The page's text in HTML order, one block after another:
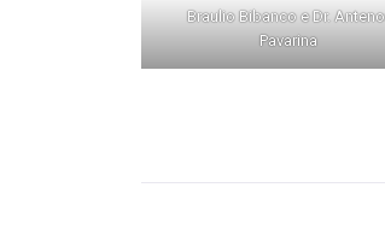
Braulio Bibanco e Dr.
Pavarina